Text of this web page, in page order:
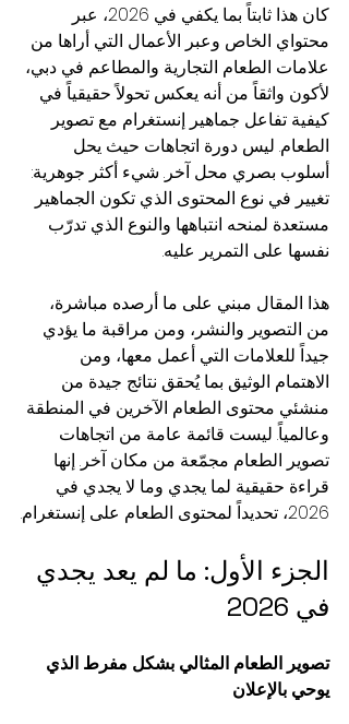
كان هذا ثابتاً بما يكفي في 2026، عبر
محتواي الخاص وعبر الأعمال التي أراها من
علامات الطعام التجارية والمطاعم في دبي،
لأكون واثقاً من أنه يعكس تحولاً حقيقياً في
كيفية تفاعل جماهير إنستغرام مع تصوير
الطعام. ليس دورة اتجاهات حيث يحل
أسلوب بصري محل آخر. شيء أكثر جوهرية:
تغيير في نوع المحتوى الذي تكون الجماهير
مستعدة لمنحه انتباهها والنوع الذي تدرّب
نفسها على التمرير عليه.
هذا المقال مبني على ما أرصده مباشرة،
من التصوير والنشر، ومن مراقبة ما يؤدي
جيداً للعلامات التي أعمل معها، ومن
الاهتمام الوثيق بما يُحقق نتائج جيدة من
منشئي محتوى الطعام الآخرين في المنطقة
وعالمياً. ليست قائمة عامة من اتجاهات
تصوير الطعام مجمّعة من مكان آخر. إنها
قراءة حقيقية لما يجدي وما لا يجدي في
2026، تحديداً لمحتوى الطعام على إنستغرام.
الجزء الأول: ما لم يعد يجدي
في 2026
تصوير الطعام المثالي بشكل مفرط الذي
يوحي بالإعلان